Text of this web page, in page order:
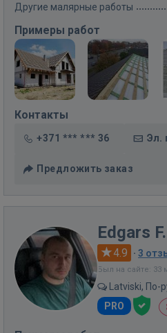
Другие малярные работы
Примеры работ
Контакты
+371 *** *** 36 Эл.
Предложить заказ
Edgars F.
4.9 · 3
Был на сайте: 33
Latviski, По-
PRO